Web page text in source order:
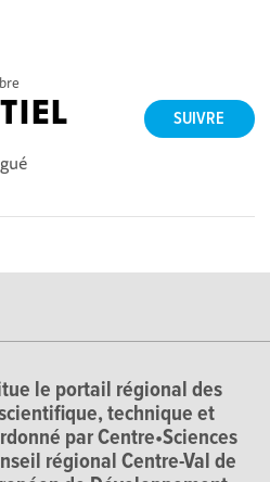
SUIVRE
le portail régional des
technique et
par Centre•Sciences
régional Centre-Val de